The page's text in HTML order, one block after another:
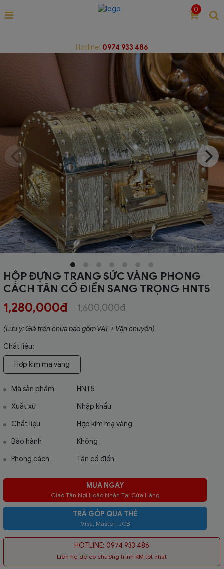
Hotline: 0974 933 486
0
HỘP ĐỰNG TRANG SỨC VÀNG PHONG
CÁCH TÂN CỔ ĐIỂN SANG TRỌNG HNT5
1,280,000đ 1,600,000đ
(Lưu ý: Giá trên chưa bao gồm VAT + Vận chuyển)
Chất liệu:
Hợp kim mạ vàng
Mã sản phẩm HNT5
Xuất xứ Nhập khẩu
Chất liệu Hợp kim mạ vàng
Bảo hành Không
Phong cách Tân cổ điển
MUA NGAY
Giao Tận Nơi Hoặc Nhận Tại Cửa Hàng
TRẢ GÓP QUA THẺ
Visa, Master, JCB
HOTLINE: 0974 933 486
Liên hệ để có chương trình KM tốt nhất